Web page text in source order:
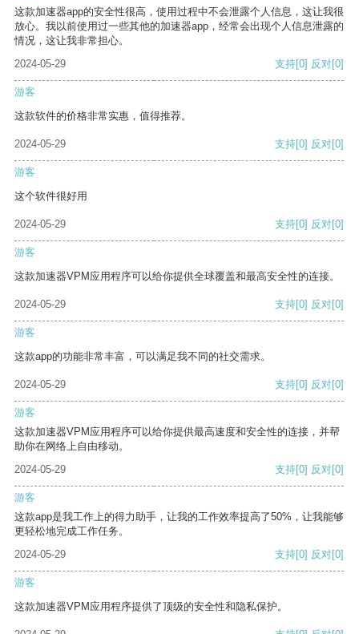
这款加速器app的安全性很高，使用过程中不会泄露个人信息，这让我很
放心。我以前使用过一些其他的加速器app，经常会出现个人信息泄露的
情况，这让我非常担心。
2024-05-29
支持[0] 反对[0]
游客
这款软件的价格非常实惠，值得推荐。
2024-05-29 支持[0] 反对[0]
游客
这个软件很好用
2024-05-29 支持[0] 反对[0]
游客
这款加速器VPM应用程序可以给你提供全球覆盖和最高安全性的连接。
2024-05-29 支持[0] 反对[0]
游客
这款app的功能非常丰富，可以满足我不同的社交需求。
2024-05-29 支持[0] 反对[0]
游客
这款加速器VPM应用程序可以给你提供最高速度和安全性的连接，并帮
助你在网络上自由移动。
2024-05-29
支持[0] 反对[0]
游客
这款app是我工作上的得力助手，让我的工作效率提高了50%，让我能够
更轻松地完成工作任务。
2024-05-29
支持[0] 反对[0]
游客
这款加速器VPM应用程序提供了顶级的安全性和隐私保护。